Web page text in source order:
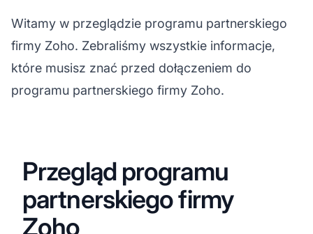
Witamy w przeglądzie programu partnerskiego
firmy Zoho. Zebraliśmy wszystkie informacje,
które musisz znać przed dołączeniem do
programu partnerskiego firmy Zoho.
Przegląd programu
partnerskiego firmy
Zoho